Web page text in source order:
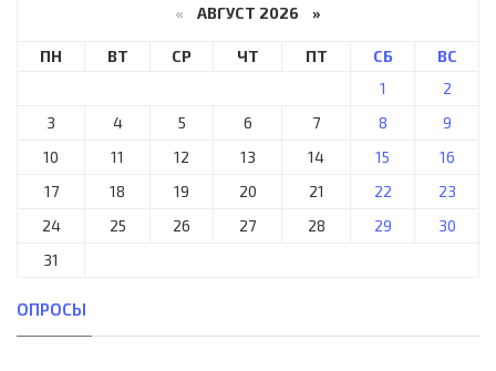
« АВГУСТ 2026 »
ПН ВТ СР ЧТ ПТ СБ
ВС
1
2
3
4 5 6 7 8
9
10
11 12 13 14 15
16
17
18 19 20 21 22
23
24
25 26 27 28 29
30
31
ОПРОСЫ